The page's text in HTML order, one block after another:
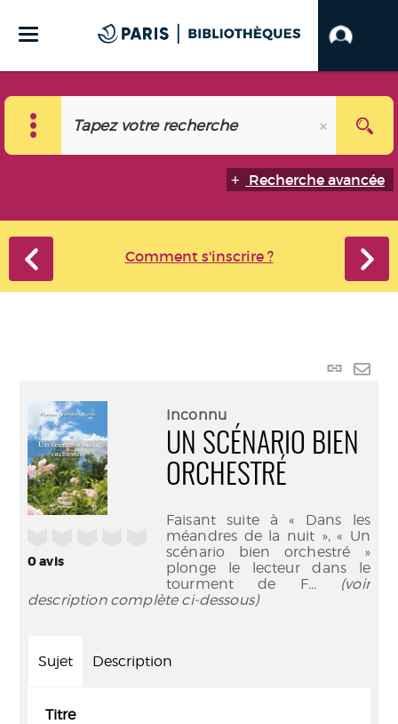
Recherche avancée
Comment s'inscrire ?
Lien
0avis
Inconnu
UN SCÉNARIO BIEN
ORCHESTRÉ
Faisant suite à « Dans les
méandres de la nuit », « Un
scénario bien orchestré »
plonge le lecteur dans le
tourment de F... (voir
description complète ci-dessous)
Sujet Description
Titre